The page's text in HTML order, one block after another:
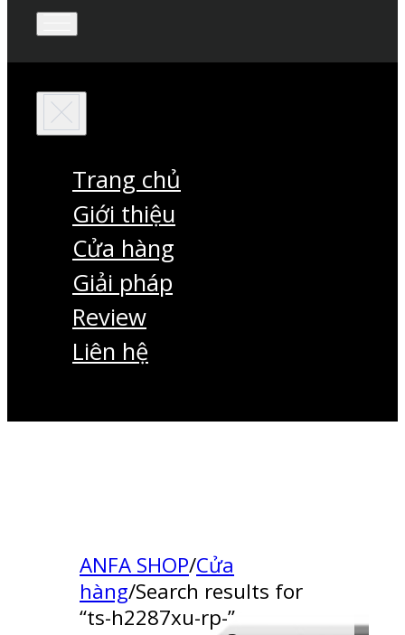
Trang chủ
Giới thiệu
Cửa hàng
Giải pháp
Review
Liên hệ
ANFA SHOP/Cửa
hàng/Search results for
“ts-h2287xu-rp-”